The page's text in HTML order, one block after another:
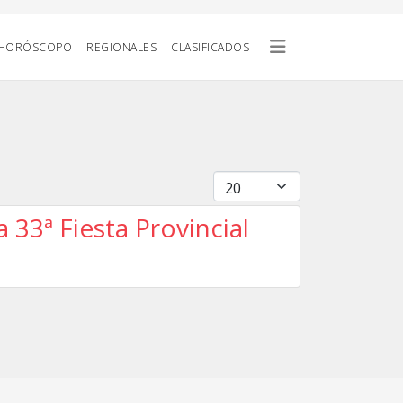
REGIONALES CLASIFICADOS
Cantidad
Fiesta Provincial